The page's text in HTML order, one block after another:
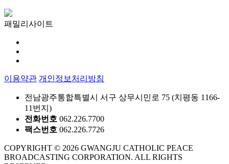
패밀리사이트
이용약관 개인정보처리방침
전남광주통합특별시 서구 상무시민로 75 (치평동 1166-
11번지)
전화번호 062.226.7700
팩스번호 062.226.7726
COPYRIGHT © 2026 GWANGJU CATHOLIC PEACE
BROADCASTING CORPORATION. ALL RIGHTS